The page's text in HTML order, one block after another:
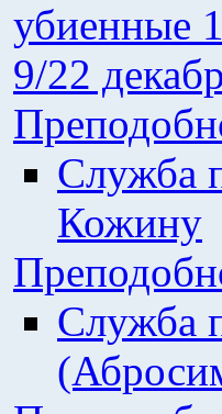
убиенные
9/22
Служба
Кожину
Служба